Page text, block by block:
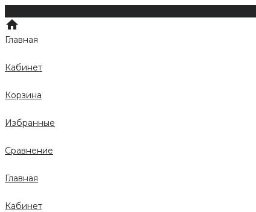
Главная
Кабинет
Корзина
Избранные
Сравнение
Главная
Кабинет